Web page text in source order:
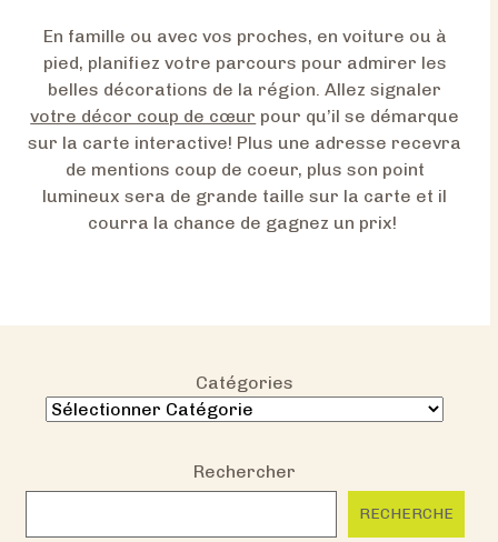
En famille ou avec vos proches, en voiture ou à
pied, planifiez votre parcours pour admirer les
belles décorations de la région. Allez signaler
votre décor coup de cœur pour qu’il se démarque
sur la carte interactive! Plus une adresse recevra
de mentions coup de coeur, plus son point
lumineux sera de grande taille sur la carte et il
courra la chance de gagnez un prix!
Catégories
Rechercher
RECHERCHE